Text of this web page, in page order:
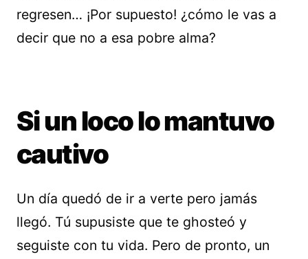
regresen… ¡Por supuesto! ¿cómo le vas a
decir que no a esa pobre alma?
Si un loco lo mantuvo
cautivo
Un día quedó de ir a verte pero jamás
llegó. Tú supusiste que te ghosteó y
seguiste con tu vida. Pero de pronto, un